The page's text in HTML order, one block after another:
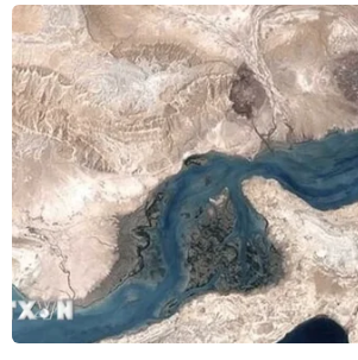
TIN CÙNG CHUYÊN MỤC
Iran và Oman thống nhất mở lại eo
biển Hormuz trong 60 ngày
06/08/2026 12:25